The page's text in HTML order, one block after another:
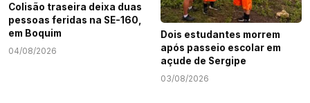
Colisão traseira deixa duas
pessoas feridas na SE-160,
em Boquim
04/08/2026
Dois estudantes morrem
após passeio escolar em
açude de Sergipe
03/08/2026